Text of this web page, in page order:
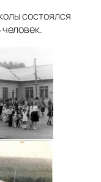
состоялся